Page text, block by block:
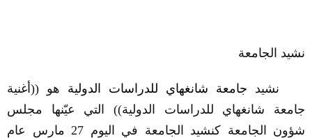
نشيد الجامعة
نشيد جامعة شانغهاي للدراسات الدولية هو ((أغنية
جامعة شانغهاي للدراسات الدولية)) التي عيّنها مجلس
شؤون الجامعة كنشيد الجامعة في اليوم 27 مارس عام